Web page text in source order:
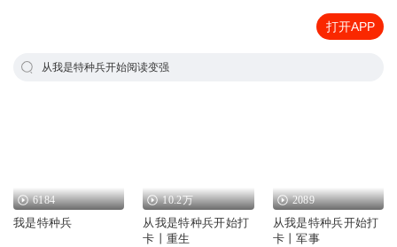
打开APP
从我是特种兵开始阅读变强
6184
我是特种兵
10.2万
从我是特种兵开始打
卡丨重生
2089
从我是特种兵开始打
卡丨军事